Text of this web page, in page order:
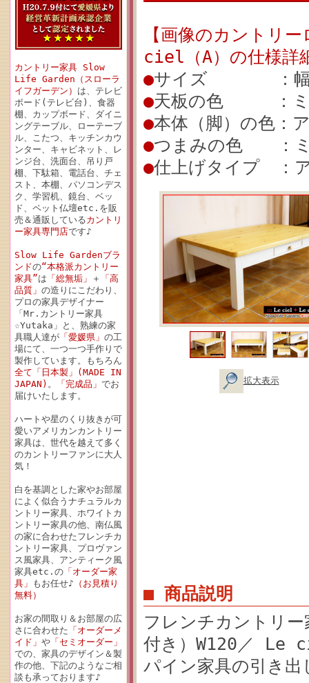
カントリー家具 Slow
Life Garden（スローラ
イフガーデン） は、テレビ
ボード(テレビ台)、食器
棚、カップボード、ダイニ
ングテーブル、ローテーブ
ル、こたつ、キッチンカウ
ンター、キャビネット、レ
ンジ台、洗面台、吊り戸
棚、下駄箱、電話台、チェ
スト、本棚、パソコンデス
ク、学習机、鏡台、ベッ
ド、ペット仏壇etc.を販
売＆通販しているカントリ
ー家具専門店です♪
Slow Life Gardenブラ
ンドの“本格派カントリー
家具”は 「総無垢」 ＋
「高
品質」 の造りにこだわり、
プロの家具デザイナー
「Mr.カントリー家具
☆Yutaka」と、熟練の家
具職人達が 「愛媛県」 の工
場にて、一つ一つ手作りで
製作しています。もちろん
全て「日本製」(MADE IN
JAPAN) 。 「完成品」 でお
届けいたします。
ハートや星のくり抜きが可
愛いアメリカンカントリー
家具は、世代を越えて多く
のカントリーファンに大人
気！
白を基調とした家やお部屋
によく似合うナチュラルカ
ントリー家具、ホワイトカ
ントリー家具の他、南仏風
の家に合わせたフレンチカ
ントリー家具、プロヴァン
ス風家具、アンティーク風
家具etc.の 「オーダー家
具」 もお任せ♪ （お見積り
無料）
お家の間取り＆お部屋の広
さに合わせた 「オーダーメ
イド」 や 「セミオーダー」
での、家具のデザイン＆製
作の他、下記のようなご相
談も承っております♪
【画像のカントリ
ciel（A）の仕様詳
●サイズ ：幅
●天板の色 ：ミ
●本体（脚）の色：
●つまみの色 ：ミ
●仕上げタイプ ：
拡大表示
■ 商品説明
フレンチカントリ
付き）W120／ Le
パイン家具の引き